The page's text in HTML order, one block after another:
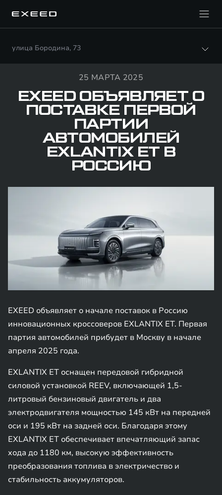
улица Бородина, 73
25 МАРТА 2025
EXEED ОБЪЯВЛЯЕТ О
ПОСТАВКЕ ПЕРВОЙ
ПАРТИИ
АВТОМОБИЛЕЙ
EXLANTIX ET В
РОССИЮ
EXEED объявляет о начале поставок в Россию
инновационных кроссоверов EXLANTIX ET. Первая
партия автомобилей прибудет в Москву в начале
апреля 2025 года.
EXLANTIX ET оснащен передовой гибридной
силовой установкой REEV, включающей 1,5-
литровый бензиновый двигатель и два
электродвигателя мощностью 145 кВт на передней
оси и 195 кВт на задней оси. Благодаря этому
EXLANTIX ET обеспечивает впечатляющий запас
хода до 1180 км, высокую эффективность
преобразования топлива в электричество и
стабильность аккумуляторов.